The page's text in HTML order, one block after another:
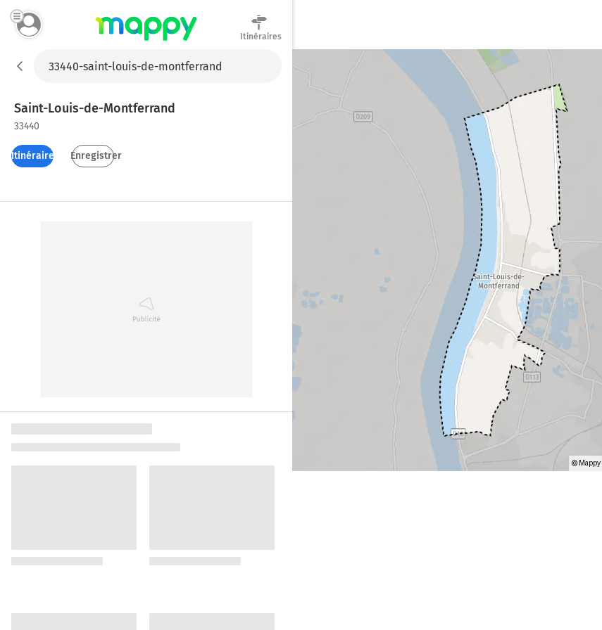
Itinéraires
Saint-Louis-de-Montferrand
33440
Itinéraires Enregistrer